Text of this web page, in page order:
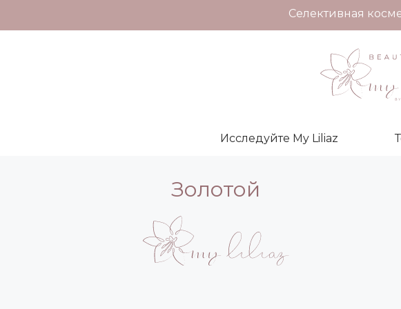
Селективная
Исследуйте My Liliaz
Золотой